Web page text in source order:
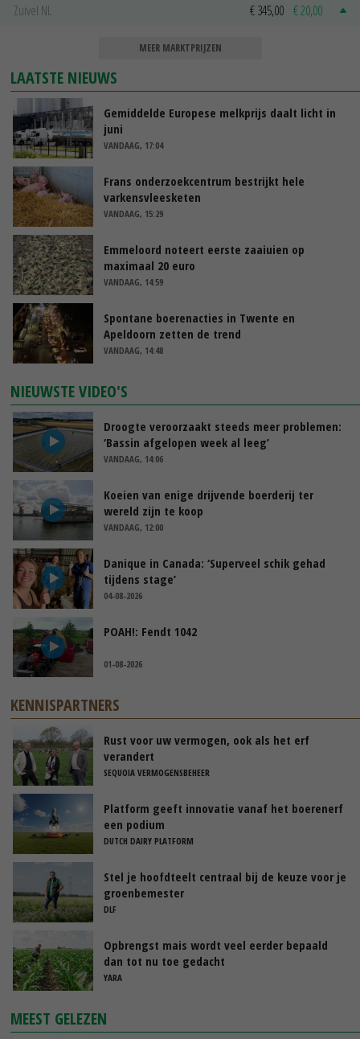
Zuivel NL
€ 345,00 € 20,00
MEER MARKTPRIJZEN
LAATSTE NIEUWS
Gemiddelde Europese melkprijs daalt licht in
juni
VANDAAG, 17:04
Frans onderzoekcentrum bestrijkt hele
varkensvleesketen
VANDAAG, 15:29
Emmeloord noteert eerste zaaiuien op
maximaal 20 euro
VANDAAG, 14:59
Spontane boerenacties in Twente en
Apeldoorn zetten de trend
VANDAAG, 14:48
NIEUWSTE VIDEO'S
Droogte veroorzaakt steeds meer problemen:
‘Bassin afgelopen week al leeg’
VANDAAG, 14:06
Koeien van enige drijvende boerderij ter
wereld zijn te koop
VANDAAG, 12:00
Danique in Canada: ‘Superveel schik gehad
tijdens stage’
04-08-2026
POAH!: Fendt 1042
01-08-2026
KENNISPARTNERS
Rust voor uw vermogen, ook als het erf
verandert
SEQUOIA VERMOGENSBEHEER
Platform geeft innovatie vanaf het boerenerf
een podium
DUTCH DAIRY PLATFORM
Stel je hoofdteelt centraal bij de keuze voor je
groenbemester
DLF
Opbrengst mais wordt veel eerder bepaald
dan tot nu toe gedacht
YARA
MEEST GELEZEN